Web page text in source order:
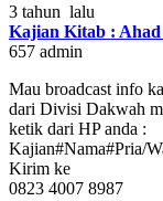
3 tahun lalu
Kajian Kitab :
657 admin
Mau broadcast info
dari Divisi Dakwah
ketik dari HP anda :
Kajian#Nama#Pria/
Kirim ke
0823 4007 8987